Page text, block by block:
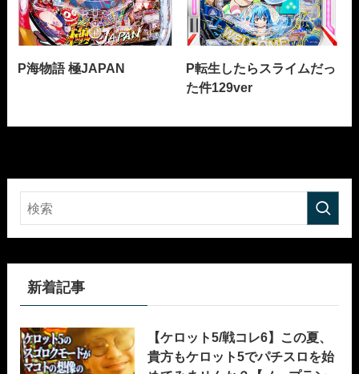
P海物語 極JAPAN
P転生したらスライムだっ
た件129ver
新着記事
【ケロット5/戦コレ6】この夏、
貴方もケロット5でパチスロを始